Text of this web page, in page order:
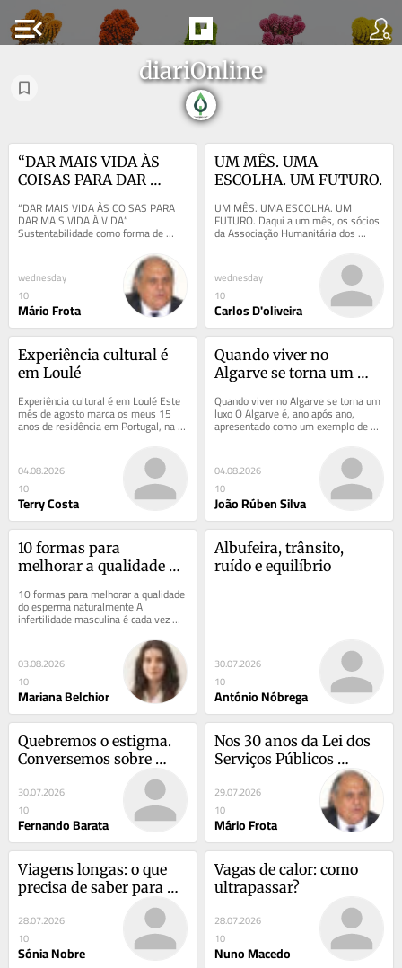
menu_open
diariOnline
“DAR MAIS VIDA ÀS
COISAS PARA DAR
MAIS VIDA À VIDA”
“DAR MAIS VIDA ÀS COISAS PARA
DAR MAIS VIDA À VIDA”
Sustentabilidade como forma de
wednesday
10
Mário Frota
UM MÊS. UMA
ESCOLHA. UM FUTURO.
UM MÊS. UMA ESCOLHA. UM
FUTURO. Daqui a um mês, os sócios
da Associação Humanitária dos
Bombeiros Voluntários de Vila Real
wednesday
10
Carlos D'oliveira
Experiência cultural é
em Loulé
Experiência cultural é em Loulé Este
mês de agosto marca os meus 15
anos de residência em Portugal, na
ilha do Pico, nos Açores. Conhecer o...
04.08.2026
10
Terry Costa
Quando viver no
Algarve se torna um
Quando viver no Algarve se torna um
luxo O Algarve é, ano após ano,
apresentado como um exemplo de
sucesso económico. Batem-se
04.08.2026
10
João Rúben Silva
10 formas para
melhorar a qualidade do
10 formas para melhorar a qualidade
do esperma naturalmente A
infertilidade masculina é cada vez
03.08.2026
10
Mariana Belchior
Albufeira, trânsito,
ruído e equilíbrio
30.07.2026
10
António Nóbrega
Quebremos o estigma.
Conversemos sobre
30.07.2026
10
Fernando Barata
Nos 30 anos da Lei dos
Serviços Públicos
Essenciais: um hino de
louvor ao legislador do
tempo
29.07.2026
10
Mário Frota
Viagens longas: o que
precisa de saber para
chegar com saúde ao
destino
28.07.2026
10
Sónia Nobre
Vagas de calor: como
ultrapassar?
28.07.2026
10
Nuno Macedo